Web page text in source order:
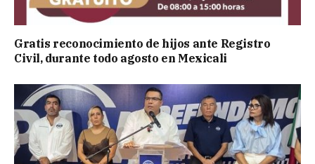
Gratis reconocimiento de hijos ante Registro
Civil, durante todo agosto en Mexicali